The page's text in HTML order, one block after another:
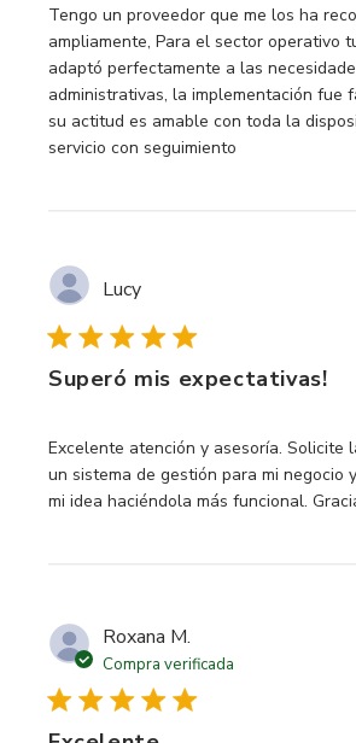
Tengo un proveedor que me los ha
ampliamente, Para el sector operativo
adaptó perfectamente a las
administrativas, la implementación fue
su actitud es amable con toda la
servicio con seguimiento
read more about review content
Lucy
Superó mis expectativas!
Excelente atención y asesoría. Solicite
un sistema de gestión para mi negocio
mi idea haciéndola más funcional.
read more about review content
Roxana M.
Compra verificada